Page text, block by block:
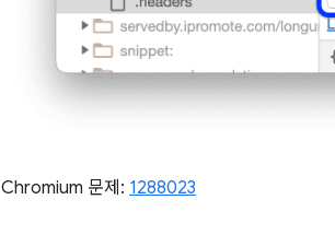
Chromium 문제: 1288023